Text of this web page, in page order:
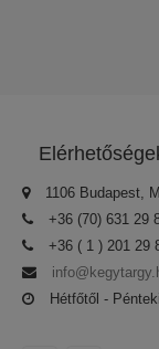
1106 Budapest,
+36 (70) 631 29
+36 ( 1 ) 201 29
Hétfőtől -